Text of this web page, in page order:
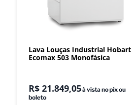
Lava Louças Industrial Hobart
Ecomax 503 Monofásica
R$ 21.849,05à vista no pix ou
boleto